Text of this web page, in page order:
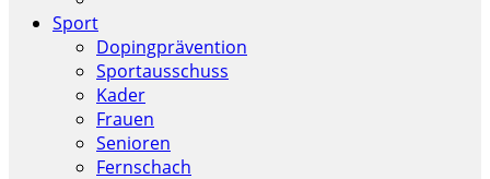
Sport
Dopingprävention
Sportausschuss
Kader
Frauen
Senioren
Fernschach